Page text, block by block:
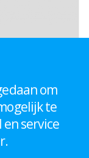
om
te
service